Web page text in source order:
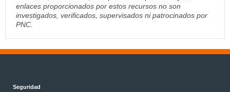
enlaces proporcionados por estos recursos no son
investigados, verificados, supervisados ni patrocinados por
PNC.
Seguridad